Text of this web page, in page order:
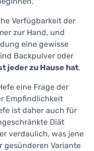
Verfügbarkeit der
zur Hand, und
eine gewisse
Backpulver oder
jeder zu Hause hat.
eine Frage der
Empfindlichkeit
ist daher auch für
Diät
verdaulich, was jene
gesünderen Variante